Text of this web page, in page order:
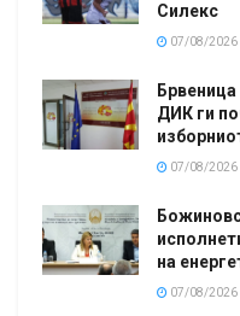
Силекс
07/08/2026
ДИК ги
07/08/2026
на
07/08/2026